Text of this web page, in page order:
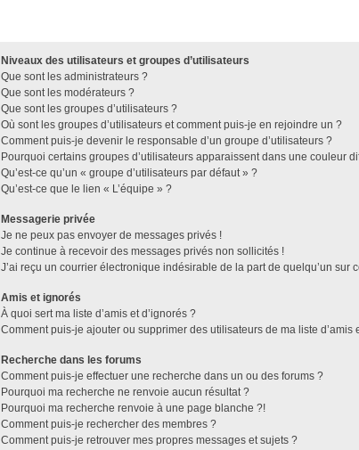
Niveaux des utilisateurs et groupes d’utilisateurs
Que sont les administrateurs ?
Que sont les modérateurs ?
Que sont les groupes d’utilisateurs ?
Où sont les groupes d’utilisateurs et comment puis-je en rejoindre un ?
Comment puis-je devenir le responsable d’un groupe d’utilisateurs ?
Pourquoi certains groupes d’utilisateurs apparaissent dans une couleur
Qu’est-ce qu’un « groupe d’utilisateurs par défaut » ?
Qu’est-ce que le lien « L’équipe » ?
Messagerie privée
Je ne peux pas envoyer de messages privés !
Je continue à recevoir des messages privés non sollicités !
J’ai reçu un courrier électronique indésirable de la part de quelqu’un sur
Amis et ignorés
À quoi sert ma liste d’amis et d’ignorés ?
Comment puis-je ajouter ou supprimer des utilisateurs de ma liste d’amis
Recherche dans les forums
Comment puis-je effectuer une recherche dans un ou des forums ?
Pourquoi ma recherche ne renvoie aucun résultat ?
Pourquoi ma recherche renvoie à une page blanche ?!
Comment puis-je rechercher des membres ?
Comment puis-je retrouver mes propres messages et sujets ?